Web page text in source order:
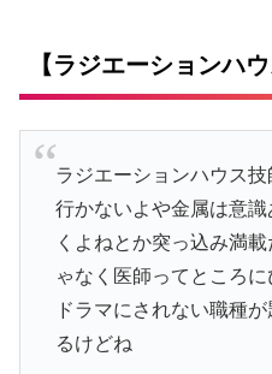
【ラジエーションハ
ラジエーションハウス
行かないよや金属は意
くよねとか突っ込み満
ゃなく医師ってところ
ドラマにされない職種
るけどね